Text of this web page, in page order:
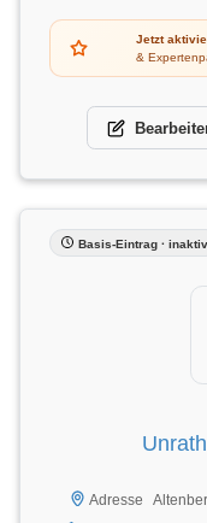
Jetzt
&
Basis-Eintrag · inaktiv
Adresse